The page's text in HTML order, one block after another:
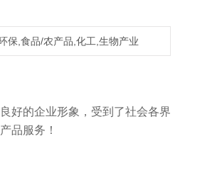
保,食品/农产品,化工,生物产业
好的企业形象，受到了社会各界
品服务！